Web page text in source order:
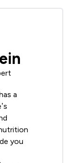
a
you